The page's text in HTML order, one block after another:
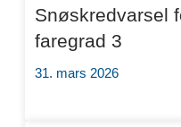
Snøskredvarsel
faregrad 3
31. mars 2026